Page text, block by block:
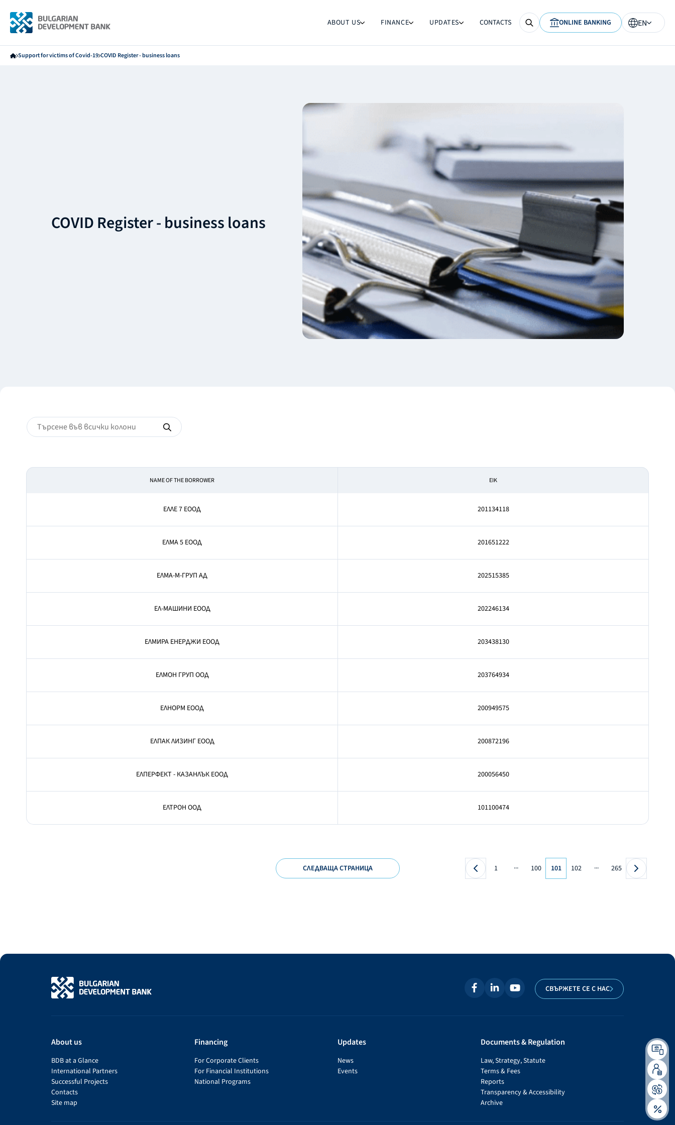
ABOUT US FINANCE UPDATES CONTACTS ONLINE BANKING EN
Support for victims of Covid-19 COVID Register - business loans
COVID Register - business loans
NAME OF THE BORROWER EIK
ЕЛЛЕ 7 ЕООД 201134118
ЕЛМА 5 ЕООД 201651222
ЕЛМА-М-ГРУП АД 202515385
ЕЛ-МАШИНИ ЕООД 202246134
ЕЛМИРА ЕНЕРДЖИ ЕООД 203438130
ЕЛМОН ГРУП ООД 203764934
ЕЛНОРМ ЕООД 200949575
ЕЛПАК ЛИЗИНГ ЕООД 200872196
ЕЛПЕРФЕКТ - КАЗАНЛЪК ЕООД 200056450
ЕЛТРОН ООД 101100474
СЛЕДВАЩА СТРАНИЦА 1 ... 100 101 102 ... 265
СВЪРЖЕТЕ СЕ С НАС
About us
BDB at a Glance
International Partners
Successful Projects
Contacts
Site map
Financing
For Corporate Clients
For Financial Institutions
National Programs
Updates
News
Events
Documents & Regulation
Law, Strategy, Statute
Terms & Fees
Reports
Transparency & Accessibility
Archive